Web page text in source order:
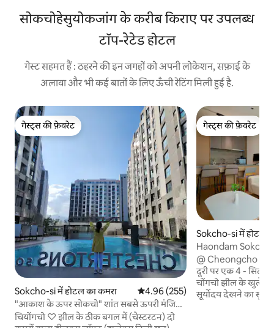
सोकचोहेसुयोकजांग के करीब किराए पर उपलब्ध
टॉप-रेटेड होटल
गेस्ट सहमत हैं : ठहरने की इन जगहों को अपनी लोकेशन, सफ़ाई के
अलावा और भी कई बातों के लिए ऊँची रेटिंग मिली हुई है.
गेस्ट्स की फ़ेवरेट
गेस्ट्स की फ़ेवरेट
Sokcho-si में होटल का कमरा औसत रेटिंग 5 में से 4.96, 255 समीक्षाएँ
4.96 (255)
"आकाश के ऊपर सोकचो" शांत सबसे ऊपरी मंजिल
(12 मंजिला मकान की दो मंजिल) चंगचो-हो, जुंगांग
चियोंगचो ♡ झील के ठीक बगल में (चेस्टरटन) दो
गेस्ट्स की फ़ेवरेट
गेस्ट्स की फ़ेवरेट
Sokcho-si में होटल
Haondam Sokcho
Room # 4 Star
Family Healing #
Natural Hot
@ Cheongcho
दूरी पर एक 4 -
चोंगचो झील के खुले
सूर्योदय देखने का